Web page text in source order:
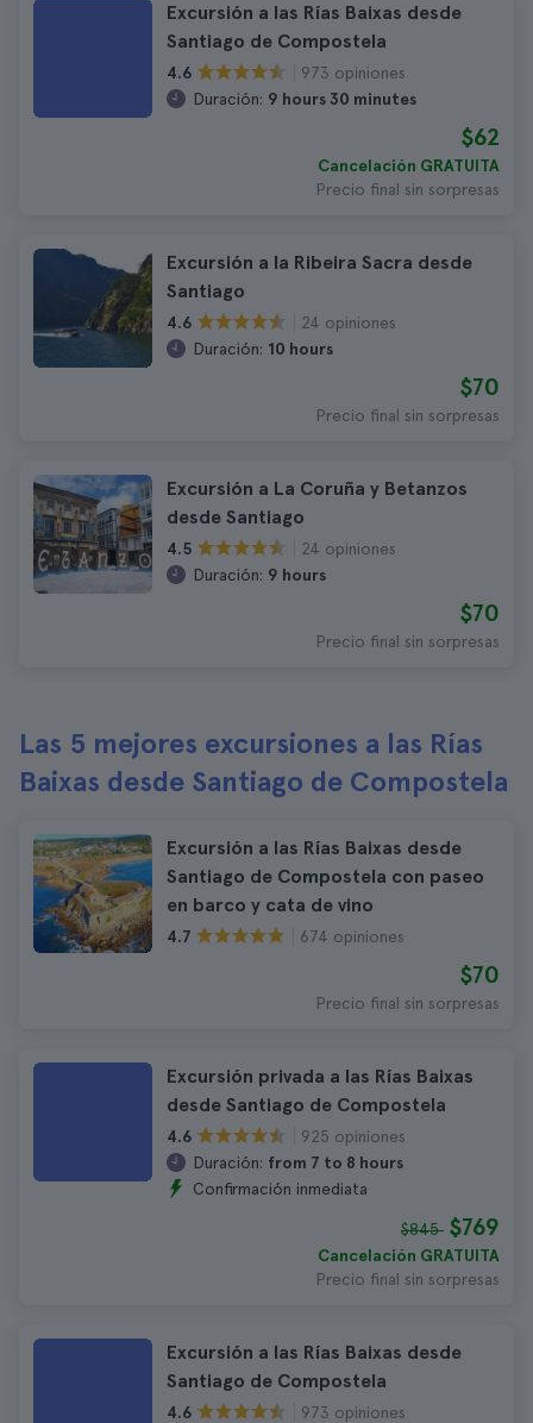
Excursión a las Rías Baixas desde
Santiago de Compostela
4.6
973 opiniones
Duración: 9 hours 30 minutes
$62
Cancelación GRATUITA
Precio final sin sorpresas
Excursión a la Ribeira Sacra desde
Santiago
4.6
24 opiniones
Duración: 10 hours
$70
Precio final sin sorpresas
Excursión a La Coruña y Betanzos
desde Santiago
4.5
24 opiniones
Duración: 9 hours
$70
Precio final sin sorpresas
Las 5 mejores excursiones a las Rías
Baixas desde Santiago de Compostela
Excursión a las Rías Baixas desde
Santiago de Compostela con paseo
en barco y cata de vino
4.7 674 opiniones
$70
Precio final sin sorpresas
Excursión privada a las Rías Baixas
desde Santiago de Compostela
4.6
925 opiniones
Duración: from 7 to 8 hours
Confirmación inmediata
$845 $769
Cancelación GRATUITA
Precio final sin sorpresas
Excursión a las Rías Baixas desde
Santiago de Compostela
4.6
973 opiniones